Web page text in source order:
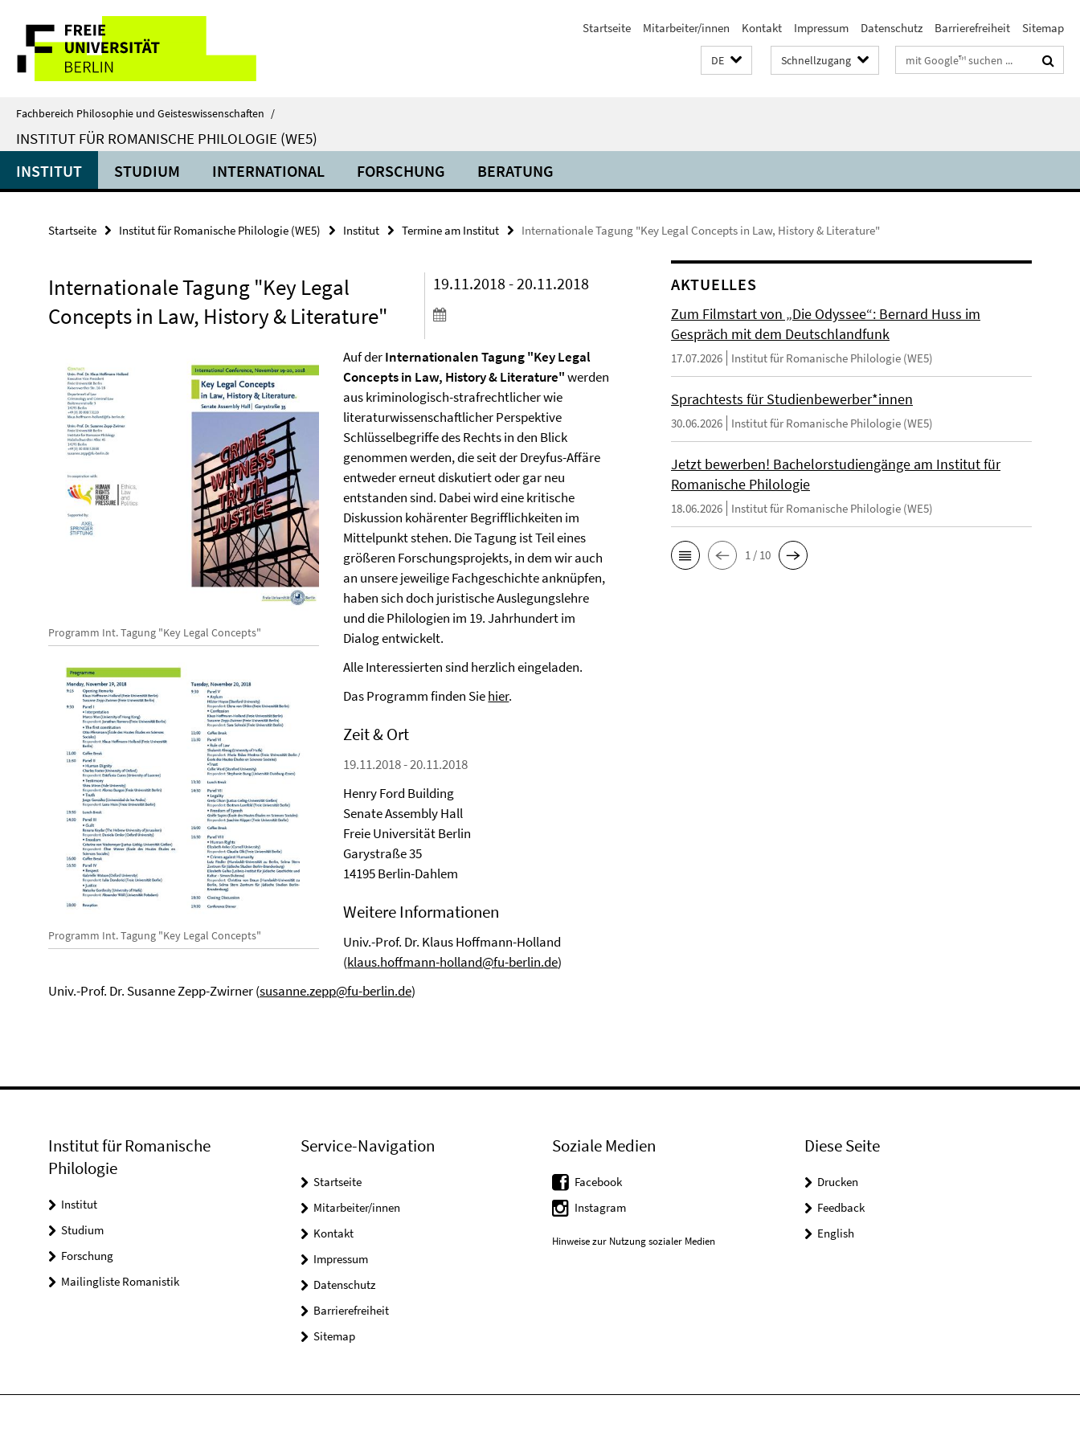
direkt
Inhalt
Service-
Navigation
Startseite Mitarbeiter/innen Kontakt Impressum Datenschutz Barrierefreiheit Sitemap
DE Schnellzugang Suchbegriffe
Fachbereich Philosophie und Geisteswissenschaften /
INSTITUT FÜR ROMANISCHE PHILOLOGIE (WE5)
INSTITUT STUDIUM INTERNATIONAL FORSCHUNG BERATUNG
Startseite Institut für Romanische Philologie (WE5) Institut Termine am Institut Internationale Tagung "Key Legal Concepts in Law, History & Literature"
Internationale Tagung "Key Legal
Concepts in Law, History & Literature"
19.11.2018 - 20.11.2018
Programm Int. Tagung "Key Legal Concepts"
Programm Int. Tagung "Key Legal Concepts"
Auf derInternationalen Tagung "Key Legal
Concepts in Law, History & Literature"werden
aus kriminologisch-strafrechtlicher wie
literaturwissenschaftlicher Perspektive
Schlüsselbegriffe des Rechts in den Blick
genommen werden, die seit der Dreyfus-Affäre
entweder erneut diskutiert oder gar neu
entstanden sind. Dabei wird eine kritische
Diskussion kohärenter Begrifflichkeiten im
Mittelpunkt stehen. Die Tagung ist Teil eines
größeren Forschungsprojekts, in dem wir auch
an unsere jeweilige Fachgeschichte anknüpfen,
haben sich doch juristische Auslegungslehre
und die Philologien im 19. Jahrhundert im
Dialog entwickelt.
Alle Interessierten sind herzlich eingeladen.
Das Programm finden Siehier.
Zeit & Ort
19.11.2018 - 20.11.2018
Henry Ford Building
Senate Assembly Hall
Freie Universität Berlin
Garystraße 35
14195 Berlin-Dahlem
Weitere Informationen
Univ.-Prof. Dr. Klaus Hoffmann-Holland
(klaus.hoffmann-holland@fu-berlin.de)
Univ.-Prof. Dr. Susanne Zepp-Zwirner (susanne.zepp@fu-berlin.de)
AKTUELLES
Zum Filmstart von „Die Odyssee“: Bernard Huss im
Gespräch mit dem Deutschlandfunk
17.07.2026 Institut für Romanische Philologie (WE5)
Sprachtests für Studienbewerber*innen
30.06.2026 Institut für Romanische Philologie (WE5)
Jetzt bewerben! Bachelorstudiengänge am Institut für
Romanische Philologie
18.06.2026 Institut für Romanische Philologie (WE5)
1 / 10
Institut für Romanische
Philologie
Institut
Studium
Forschung
Mailingliste Romanistik
Service-Navigation
Startseite
Mitarbeiter/innen
Kontakt
Impressum
Datenschutz
Barrierefreiheit
Sitemap
Soziale Medien
Facebook
Instagram
Hinweise zur Nutzung sozialer Medien
Diese Seite
Drucken
Feedback
English